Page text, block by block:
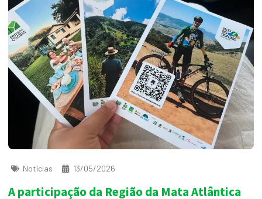
Notícias 13/05/2026
A participação da Região da Mata Atlântica